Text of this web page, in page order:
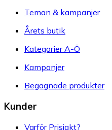
Teman & kampanjer
Årets butik
Kategorier A-Ö
Kampanjer
Begagnade produkter
Kunder
Varför Prisjakt?